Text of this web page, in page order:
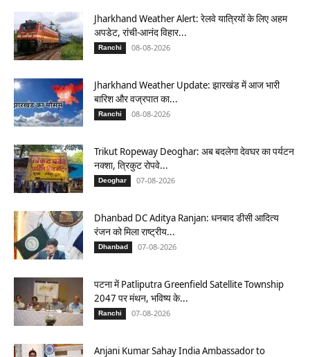
Jharkhand Weather Alert: रेलवे यात्रियों के लिए अहम
अपडेट, रांची-आनंद विहार...
Ranchi 08-08-2026
Jharkhand Weather Update: झारखंड में आज भारी
बारिश और वज्रपात का...
Ranchi 08-08-2026
Trikut Ropeway Deoghar: अब बदलेगा देवघर का पर्यटन
नक्शा, त्रिकुट रोपवे...
Deoghar 07-08-2026
Dhanbad DC Aditya Ranjan: धनबाद डीसी आदित्य
रंजन को मिला राष्ट्रीय...
Dhanbad 07-08-2026
पटना में Patliputra Greenfield Satellite Township
2047 पर मंथन, भविष्य के...
Ranchi 07-08-2026
Anjani Kumar Sahay India Ambassador to